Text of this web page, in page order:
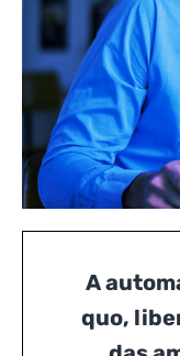
A
quo,